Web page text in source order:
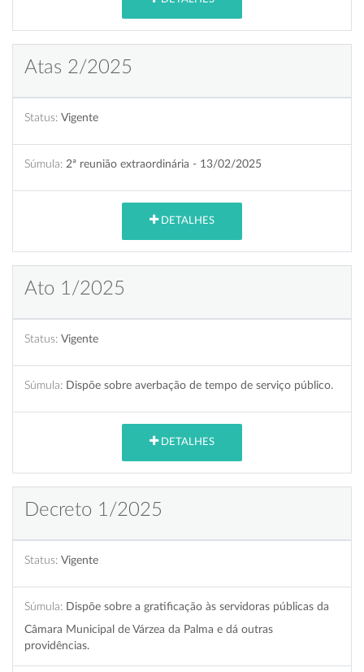
Atas 2/2025
Status: Vigente
Súmula: 2ª reunião extraordinária - 13/02/2025
DETALHES
Ato 1/2025
Status: Vigente
Súmula: Dispõe sobre averbação de tempo de serviço público.
DETALHES
Decreto 1/2025
Status: Vigente
Súmula: Dispõe sobre a gratificação às servidoras públicas da
Câmara Municipal de Várzea da Palma e dá outras
providências.